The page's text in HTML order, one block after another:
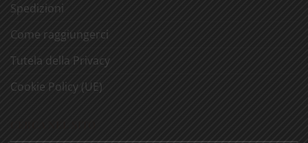
Spedizioni
Come raggiungerci
Tutela della Privacy
Cookie Policy (UE)